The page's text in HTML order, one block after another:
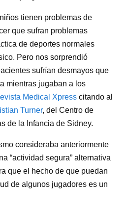
tienen problemas de
que sufran problemas
de deportes normales
Pero nos sorprendió
sufrían desmayos que
mientras jugaban a los
Medical Xpress citando al
Turner, del Centro de
de la Infancia de Sidney.
consideraba anteriormente
“actividad segura” alternativa
que el hecho de que puedan
de algunos jugadores es un